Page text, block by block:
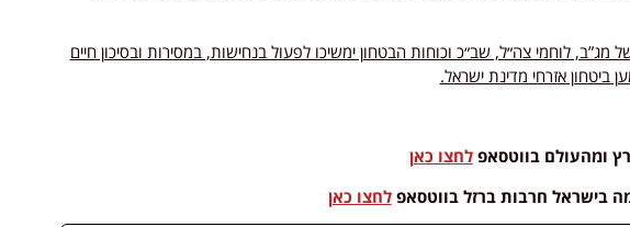
מג”ב, לוחמי צה״ל, שב״כ וכוחות הבטחון ימשיכו לפעול בנחישות, במסירות ובסיכון חיים
ביטחון אזרחי מדינת ישראל.
ומהעולם בווטסאפלחצו כאן
בישראל חרבות ברזל בווטסאפלחצו כאן